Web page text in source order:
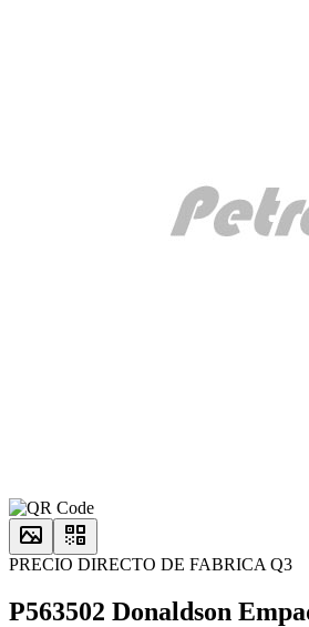
PRECIO DIRECTO DE FABRICA Q3
P563502 Donaldson